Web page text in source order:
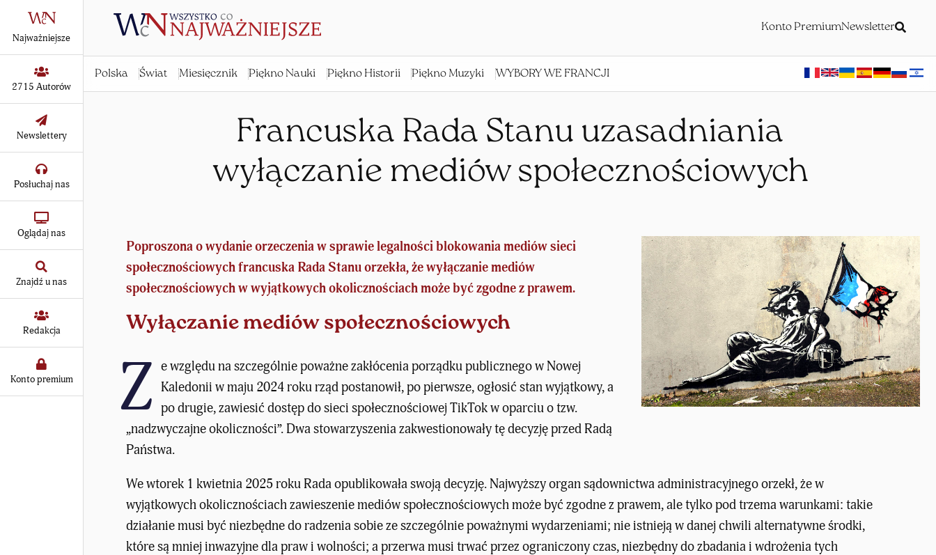
Konto PremiumNewsletter
Polska Świat Miesięcznik Piękno Nauki Piękno Historii Piękno Muzyki WYBORY WE FRANCJI
Najważniejsze
2715 Autorów
Newslettery
Posłuchaj nas
Oglądaj nas
Znajdź u nas
Redakcja
Konto premium
Francuska Rada Stanu uzasadniania
wyłączanie mediów społecznościowych
Poproszona o wydanie orzeczenia w sprawie legalności blokowania mediów sieci
społecznościowych francuska Rada Stanu orzekła, że wyłączanie mediów
społecznościowych w wyjątkowych okolicznościach może być zgodne z prawem.
Wyłączanie mediów społecznościowych
Z e względu na szczególnie poważne zakłócenia porządku publicznego w Nowej
Kaledonii w maju 2024 roku rząd postanowił, po pierwsze, ogłosić stan wyjątkowy, a
po drugie,zawiesić dostęp do sieci społecznościowej TikTokw oparciu o tzw.
„nadzwyczajne okoliczności”. Dwa stowarzyszenia zakwestionowały tę decyzję przed Radą
Państwa.
We wtorek 1 kwietnia 2025 roku Rada opublikowała swoją decyzję. Najwyższy organ sądownictwa administracyjnego orzekł, że w
wyjątkowych okolicznościach zawieszenie mediów społecznościowych może być zgodne z prawem, ale tylko pod trzema warunkami: takie
działanie musi być niezbędne do radzenia sobie ze szczególnie poważnymi wydarzeniami; nie istnieją w danej chwili alternatywne środki,
które są mniej inwazyjne dla praw i wolności; a przerwa musi trwać przez ograniczony czas, niezbędny do zbadania i wdrożenia tych